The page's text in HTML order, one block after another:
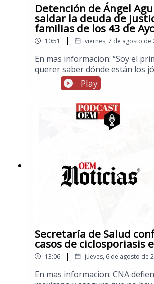
Detención de Ángel
saldar la deuda de
familias de los 43 de
10:51 | viernes, 7 de agosto de
En mas informacion: “Soy el
querer saber dónde están los
promesa a la detención de Ángel
AguirreSubsecretaria Raquel
asistirá a la toma de posesión
presidente de ColombiaFuerte
gas sacude la colonia Las
Cuernavaca; hay 21
medallas de oro en Juegos
Delegación espectacularHoy
Nacional Potosina, FENAPO 2026.
Play
Secretaría de Salud
casos de ciclosporiasis
13:06 | jueves, 6 de agosto de
En mas informacion: CNA